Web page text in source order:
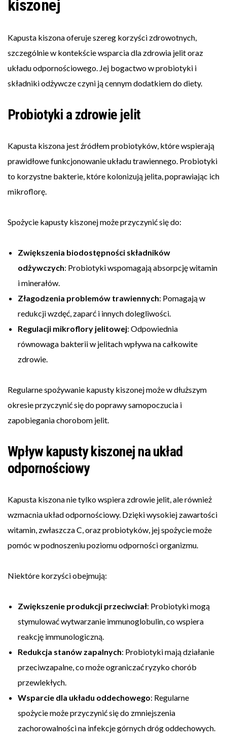
kiszonej
Kapusta kiszona oferuje szereg korzyści zdrowotnych,
szczególnie w kontekście wsparcia dla zdrowia jelit oraz
układu odpornościowego. Jej bogactwo w probiotyki i
składniki odżywcze czyni ją cennym dodatkiem do diety.
Probiotyki a zdrowie jelit
Kapusta kiszona jest źródłem probiotyków, które wspierają
prawidłowe funkcjonowanie układu trawiennego. Probiotyki
to korzystne bakterie, które kolonizują jelita, poprawiając ich
mikroflorę.
Spożycie kapusty kiszonej może przyczynić się do:
Zwiększenia biodostępności składników
odżywczych: Probiotyki wspomagają absorpcję witamin
i minerałów.
Złagodzenia problemów trawiennych: Pomagają w
redukcji wzdęć, zaparć i innych dolegliwości.
Regulacji mikroflory jelitowej: Odpowiednia
równowaga bakterii w jelitach wpływa na całkowite
zdrowie.
Regularne spożywanie kapusty kiszonej może w dłuższym
okresie przyczynić się do poprawy samopoczucia i
zapobiegania chorobom jelit.
Wpływ kapusty kiszonej na układ
odpornościowy
Kapusta kiszona nie tylko wspiera zdrowie jelit, ale również
wzmacnia układ odpornościowy. Dzięki wysokiej zawartości
witamin, zwłaszcza C, oraz probiotyków, jej spożycie może
pomóc w podnoszeniu poziomu odporności organizmu.
Niektóre korzyści obejmują:
Zwiększenie produkcji przeciwciał: Probiotyki mogą
stymulować wytwarzanie immunoglobulin, co wspiera
reakcję immunologiczną.
Redukcja stanów zapalnych: Probiotyki mają działanie
przeciwzapalne, co może ograniczać ryzyko chorób
przewlekłych.
Wsparcie dla układu oddechowego: Regularne
spożycie może przyczynić się do zmniejszenia
zachorowalności na infekcje górnych dróg oddechowych.